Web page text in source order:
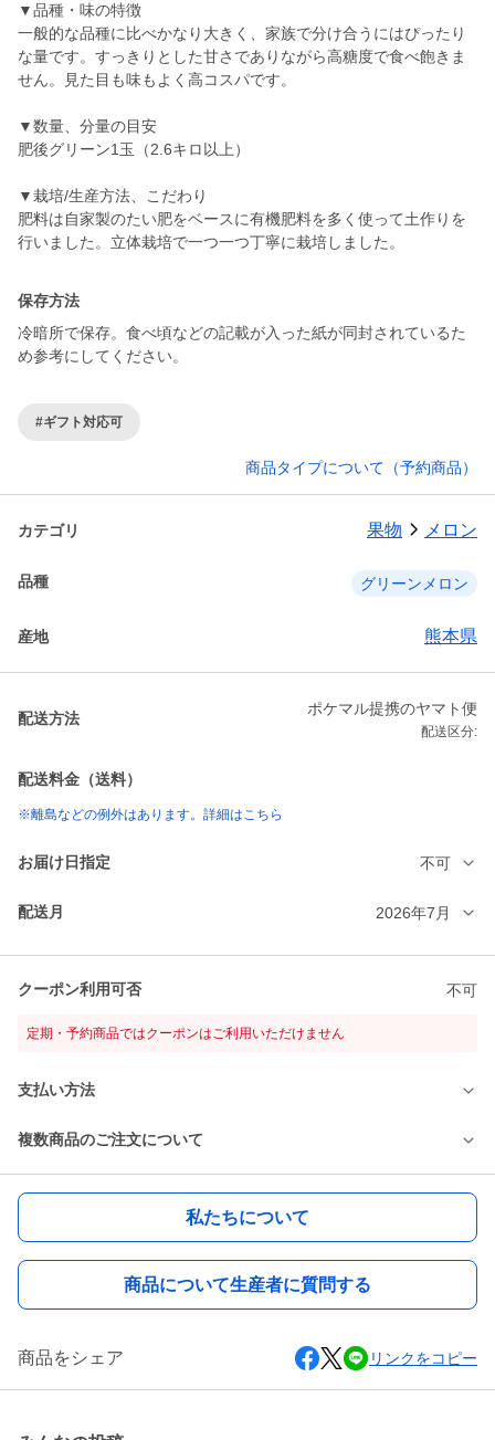
▼品種・味の特徴
一般的な品種に比べかなり大きく、家族で分け合うにはぴったり
な量です。すっきりとした甘さでありながら高糖度で食べ飽きま
せん。見た目も味もよく高コスパです。
▼数量、分量の目安
肥後グリーン1玉（2.6キロ以上）
▼栽培/生産方法、こだわり
肥料は自家製のたい肥をベースに有機肥料を多く使って土作りを
行いました。立体栽培で一つ一つ丁寧に栽培しました。
保存方法
冷暗所で保存。食べ頃などの記載が入った紙が同封されているた
め参考にしてください。
#ギフト対応可
商品タイプについて（予約商品）
カテゴリ 果物 メロン
品種 グリーンメロン
産地 熊本県
配送方法
ポケマル提携のヤマト便
配送区分:
配送料金（送料）
※離島などの例外はあります。詳細はこちら
お届け日指定 不可
配送月 2026年7月
クーポン利用可否 不可
定期・予約商品ではクーポンはご利用いただけません
支払い方法
複数商品のご注文について
私たちについて
商品について生産者に質問する
商品をシェア リンクをコピー